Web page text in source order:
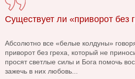
Существует ли «приворот без
Абсолютно все «белые колдуны»
приворот без греха, который не
просят светлые силы и Бога помочь
зажечь в них любовь...